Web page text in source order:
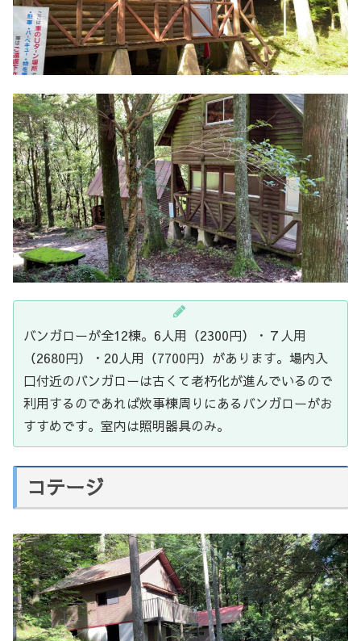
バンガローが全12棟。6人用（2300円）・７人用
（2680円）・20人用（7700円）があります。場内入
口付近のバンガローは古くて老朽化が進んでいるので
利用するのであれば炊事棟周りにあるバンガローがお
すすめです。室内は照明器具のみ。
コテージ